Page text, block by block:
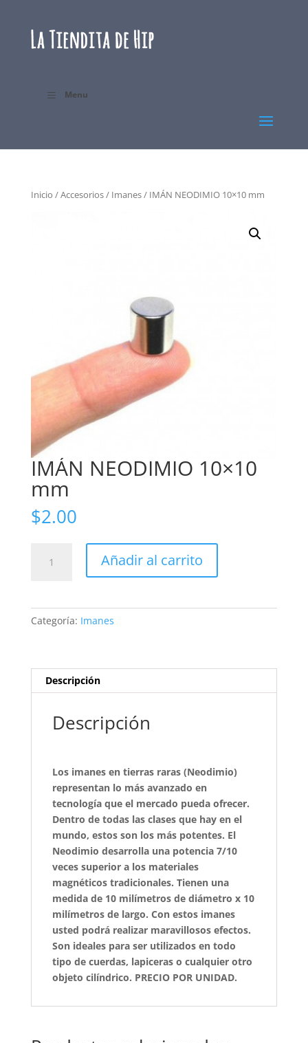
Menu
Inicio /Accesorios/ Imanes/ IMÁN NEODIMIO 10×10 mm
IMÁN NEODIMIO 10×10
mm
$2.00
NEODIMIO
cantidad
Añadir al carrito
Categoría: Imanes
Descripción
Descripción
Los imanes en tierras raras (Neodimio)
representan lo más avanzado en
tecnología que el mercado pueda ofrecer.
Dentro de todas las clases que hay en el
mundo, estos son los más potentes. El
Neodimio desarrolla una potencia 7/10
veces superior a los materiales
magnéticos tradicionales. Tienen una
medida de 10 milímetros de diámetro x 10
milímetros de largo. Con estos imanes
usted podrá realizar maravillosos efectos.
Son ideales para ser utilizados en todo
tipo de cuerdas, lapiceras o cualquier otro
objeto cilíndrico. PRECIO POR UNIDAD.